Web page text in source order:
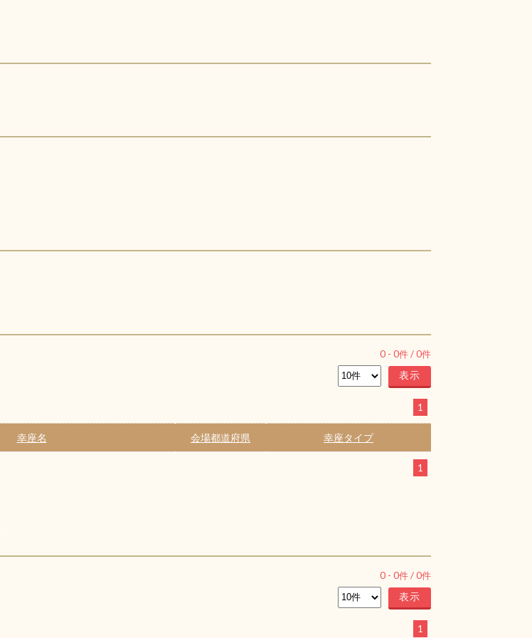
0 - 0件 /0件
1
幸座名 会場都道府県 幸座タイプ
1
0 - 0件 /0件
1